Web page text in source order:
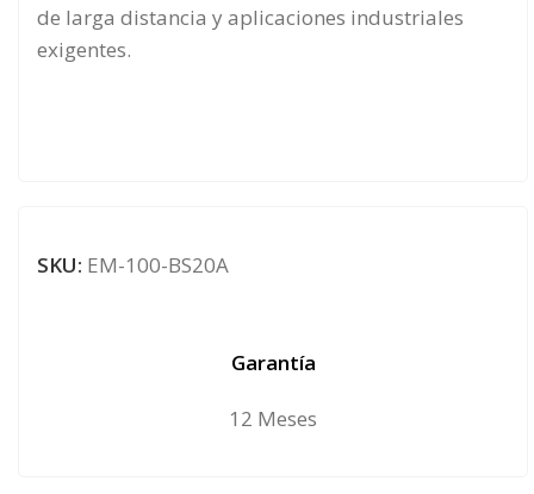
de larga distancia y aplicaciones industriales
exigentes.
SKU: EM-100-BS20A
Garantía
12 Meses